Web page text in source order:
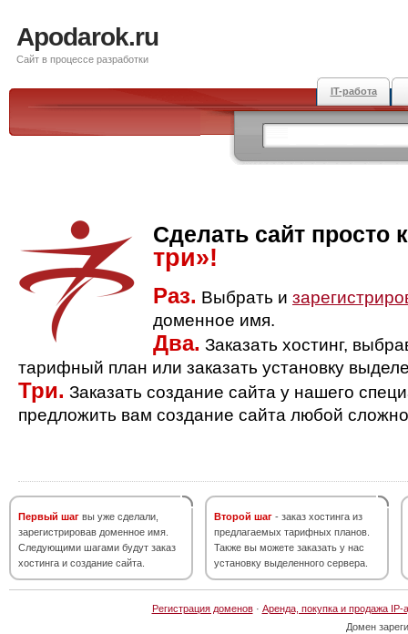
Apodarok.ru
Сайт в процессе разработки
IT-работа
Сделать сайт просто
три»!
Раз. Выбрать и
доменное имя.
Два. Заказать хостинг,
тарифный план или заказать установку
Три. Заказать создание сайта у нашего
предложить вам создание сайта любой
Первый шаг вы уже сделали,
зарегистрировав доменное имя.
Следующими шагами будут заказ
хостинга и создание сайта.
Второй шаг - заказ хостинга из
предлагаемых тарифных планов.
Также вы можете заказать у нас
установку выделенного сервера.
Регистрация доменов· Аренда, покупка и продажа IP-
Домен